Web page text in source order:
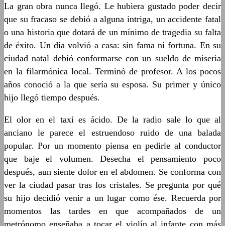
La gran obra nunca llegó. Le hubiera gustado poder decir
que su fracaso se debió a alguna intriga, un accidente fatal
o una historia que dotará de un mínimo de tragedia su falta
de éxito. Un día volvió a casa: sin fama ni fortuna. En su
ciudad natal debió conformarse con un sueldo de miseria
en la filarmónica local. Terminó de profesor. A los pocos
años conoció a la que sería su esposa. Su primer y único
hijo llegó tiempo después.
El olor en el taxi es ácido. De la radio sale lo que al
anciano le parece el estruendoso ruido de una balada
popular. Por un momento piensa en pedirle al conductor
que baje el volumen. Desecha el pensamiento poco
después, aun siente dolor en el abdomen. Se conforma con
ver la ciudad pasar tras los cristales. Se pregunta por qué
su hijo decidió venir a un lugar como ése. Recuerda por
momentos las tardes en que acompañados de un
metrónomo enseñaba a tocar el violín al infante con más